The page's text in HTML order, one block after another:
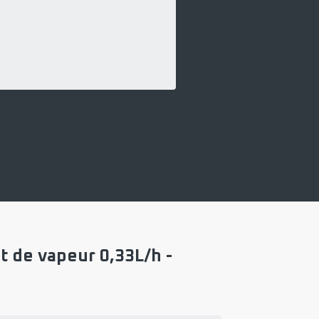
de vapeur 0,33L/h -